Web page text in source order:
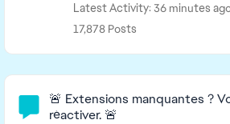
Latest Activity: 36 minutes
17,878 Posts
Community Highlights
🚨 Extensions manquantes ?
réactiver. 🚨